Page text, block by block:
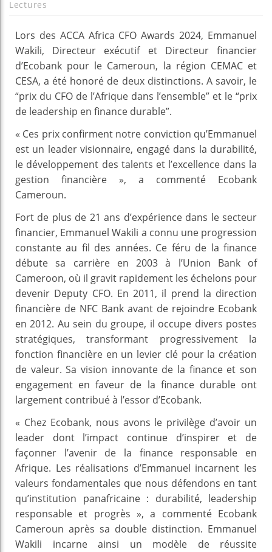
Lectures
Lors des ACCA Africa CFO Awards 2024, Emmanuel
Wakili, Directeur exécutif et Directeur financier
d’Ecobank pour le Cameroun, la région CEMAC et
CESA, a été honoré de deux distinctions. A savoir, le
“prix du CFO de l’Afrique dans l’ensemble” et le “prix
de leadership en finance durable”.
« Ces prix confirment notre conviction qu’Emmanuel
est un leader visionnaire, engagé dans la durabilité,
le développement des talents et l’excellence dans la
gestion financière », a commenté Ecobank
Cameroun.
Fort de plus de 21 ans d’expérience dans le secteur
financier, Emmanuel Wakili a connu une progression
constante au fil des années. Ce féru de la finance
débute sa carrière en 2003 à l’Union Bank of
Cameroon, où il gravit rapidement les échelons pour
devenir Deputy CFO. En 2011, il prend la direction
financière de NFC Bank avant de rejoindre Ecobank
en 2012. Au sein du groupe, il occupe divers postes
stratégiques, transformant progressivement la
fonction financière en un levier clé pour la création
de valeur. Sa vision innovante de la finance et son
engagement en faveur de la finance durable ont
largement contribué à l’essor d’Ecobank.
« Chez Ecobank, nous avons le privilège d’avoir un
leader dont l’impact continue d’inspirer et de
façonner l’avenir de la finance responsable en
Afrique. Les réalisations d’Emmanuel incarnent les
valeurs fondamentales que nous défendons en tant
qu’institution panafricaine : durabilité, leadership
responsable et progrès », a commenté Ecobank
Cameroun après sa double distinction. Emmanuel
Wakili incarne ainsi un modèle de réussite